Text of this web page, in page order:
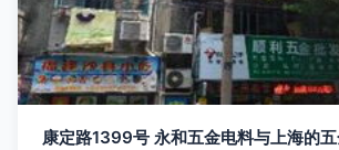
康定路1399号 永和五金电料与上海的五